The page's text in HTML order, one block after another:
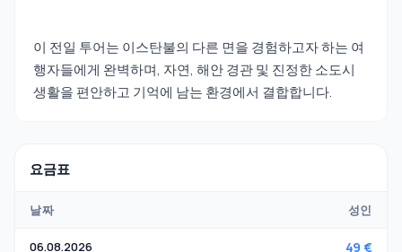
이 전일 투어는 이스탄불의 다른 면을 경험하고자 하는 여
행자들에게 완벽하며, 자연, 해안 경관 및 진정한 소도시
생활을 편안하고 기억에 남는 환경에서 결합합니다.
요금표
날짜 성인
06.08.2026 49 €